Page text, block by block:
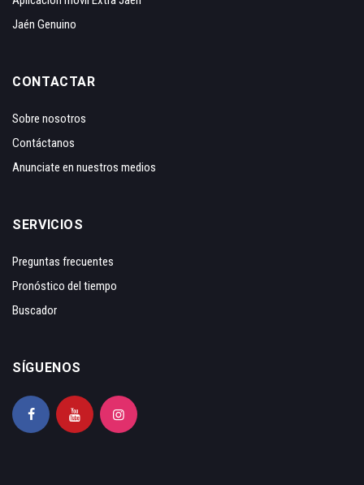
Jaén Genuino
CONTACTAR
Sobre nosotros
Contáctanos
Anunciate en nuestros medios
SERVICIOS
Preguntas frecuentes
Pronóstico del tiempo
Buscador
SÍGUENOS